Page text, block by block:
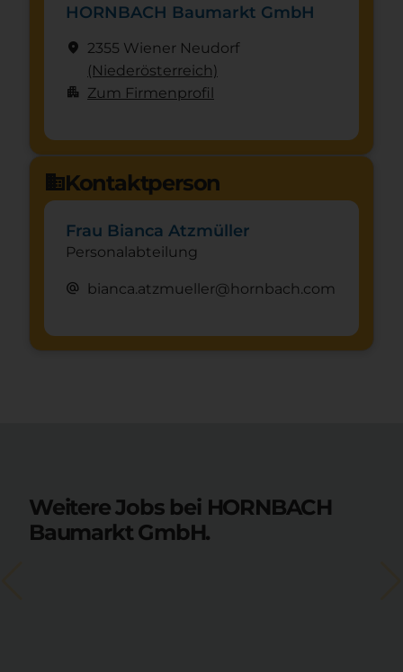
HORNBACH Baumarkt GmbH
location_on 2355 Wiener Neudorf
(Nieder­österreich)
apartment Zum Firmenprofil
domainKontaktperson
Frau Bianca Atzmüller
Personalabteilung
alternate_email bianca.atzmueller@hornbach.com
Weitere Jobs bei HORNBACH
Baumarkt GmbH.